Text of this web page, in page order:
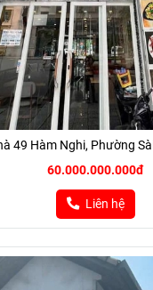
49 Hàm Nghi, Phường
60.000.000.000đ
Liên hệ